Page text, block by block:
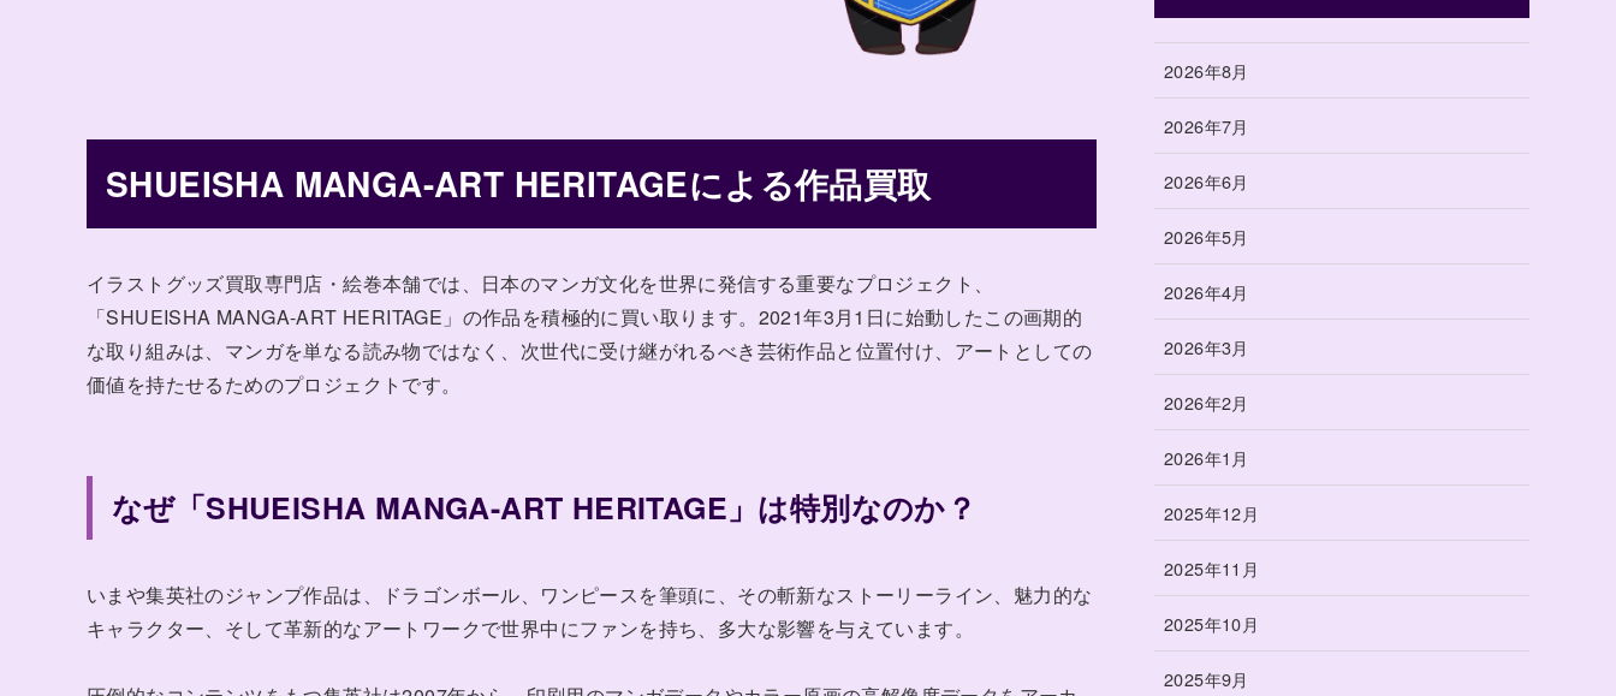
SHUEISHA MANGA-ART HERITAGEによる作品買取
イラストグッズ買取専門店・絵巻本舗では、日本のマンガ文化を世界に発信する重要なプロジェクト、
「SHUEISHA MANGA-ART HERITAGE」の作品を積極的に買い取ります。2021年3月1日に始動したこの画期的
な取り組みは、マンガを単なる読み物ではなく、次世代に受け継がれるべき芸術作品と位置付け、アートとしての
価値を持たせるためのプロジェクトです。
なぜ「SHUEISHA MANGA-ART HERITAGE」は特別なのか？
いまや集英社のジャンプ作品は、ドラゴンボール、ワンピースを筆頭に、その斬新なストーリーライン、魅力的な
キャラクター、そして革新的なアートワークで世界中にファンを持ち、多大な影響を与えています。
2026年8月
2026年7月
2026年6月
2026年5月
2026年4月
2026年3月
2026年2月
2026年1月
2025年12月
2025年11月
2025年10月
2025年9月